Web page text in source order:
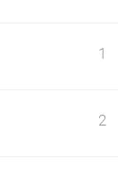
1
2